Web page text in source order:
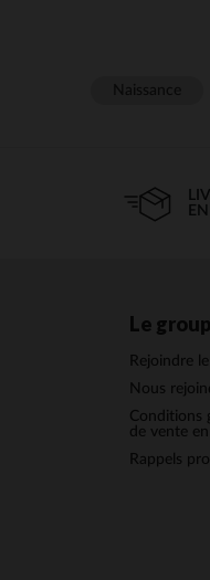
Le
Rejoindre
Nous
Conditions
de vente
Rappels